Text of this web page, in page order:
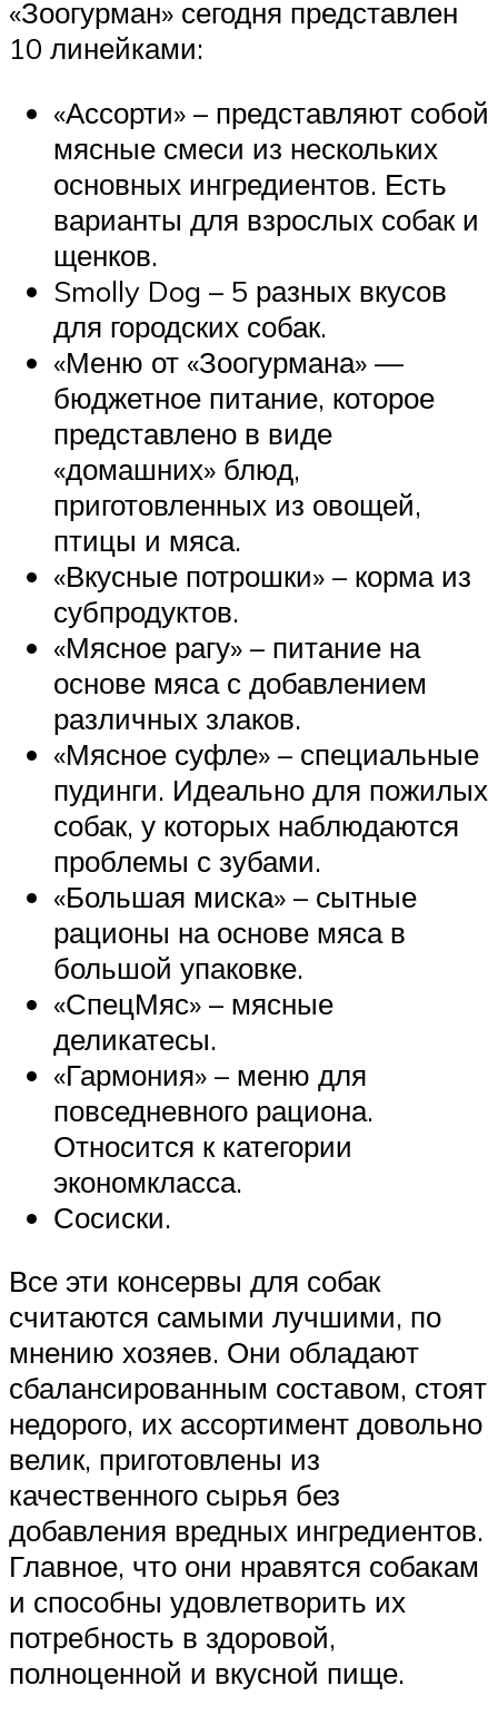
«Зоогурман» сегодня представлен
10 линейками:
«Ассорти» – представляют собой
мясные смеси из нескольких
основных ингредиентов. Есть
варианты для взрослых собак и
щенков.
Smolly Dog – 5 разных вкусов
для городских собак.
«Меню от «Зоогурмана» —
бюджетное питание, которое
представлено в виде
«домашних» блюд,
приготовленных из овощей,
птицы и мяса.
«Вкусные потрошки» – корма из
субпродуктов.
«Мясное рагу» – питание на
основе мяса с добавлением
различных злаков.
«Мясное суфле» – специальные
пудинги. Идеально для пожилых
собак, у которых наблюдаются
проблемы с зубами.
«Большая миска» – сытные
рационы на основе мяса в
большой упаковке.
«СпецМяс» – мясные
деликатесы.
«Гармония» – меню для
повседневного рациона.
Относится к категории
экономкласса.
Сосиски.
Все эти консервы для собак
считаются самыми лучшими, по
мнению хозяев. Они обладают
сбалансированным составом, стоят
недорого, их ассортимент довольно
велик, приготовлены из
качественного сырья без
добавления вредных ингредиентов.
Главное, что они нравятся собакам
и способны удовлетворить их
потребность в здоровой,
полноценной и вкусной пище.